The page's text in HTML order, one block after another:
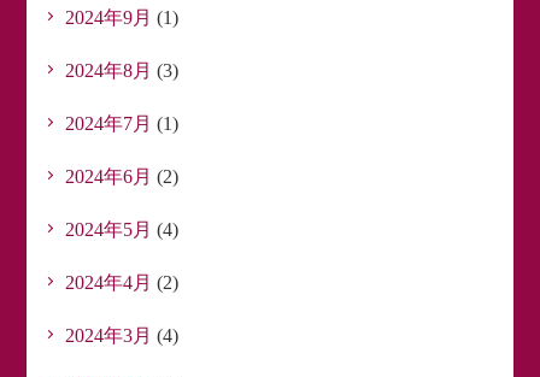
2024年9月 (1)
2024年8月 (3)
2024年7月 (1)
2024年6月 (2)
2024年5月 (4)
2024年4月 (2)
2024年3月 (4)